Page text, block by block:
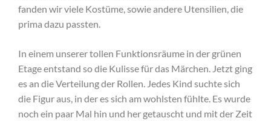
fanden wir viele Kostüme, sowie andere Utensilien, die
prima dazu passten.
In einem unserer tollen Funktionsräume in der grünen
Etage entstand so die Kulisse für das Märchen. Jetzt ging
es an die Verteilung der Rollen. Jedes Kind suchte sich
die Figur aus, in der es sich am wohlsten fühlte. Es wurde
noch ein paar Mal hin und her getauscht und mit der Zeit